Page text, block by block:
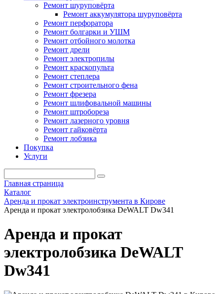
Ремонт шуруповёрта
Ремонт аккумулятора шуруповёрта
Ремонт перфоратора
Ремонт болгарки и УШМ
Ремонт отбойного молотка
Ремонт дрели
Ремонт электропилы
Ремонт краскопульта
Ремонт степлера
Ремонт строительного фена
Ремонт фрезера
Ремонт шлифовальной машины
Ремонт штробореза
Ремонт лазерного уровня
Ремонт гайковёрта
Ремонт лобзика
Покупка
Услуги
Главная страница
Каталог
Аренда и прокат электроинструмента в Кирове
Аренда и прокат электролобзика DeWALT Dw341
Аренда и прокат
электролобзика DeWALT
Dw341